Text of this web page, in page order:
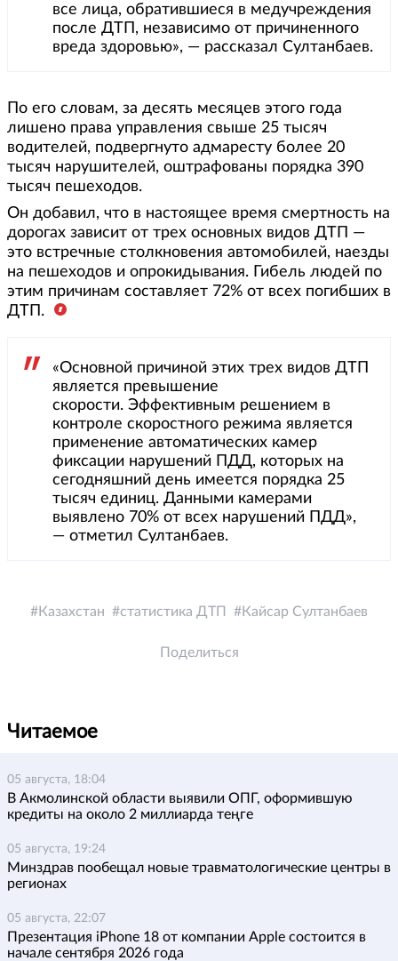
все лица, обратившиеся в медучреждения
после ДТП, независимо от причиненного
вреда здоровью», — рассказал Султанбаев.
По его словам, за десять месяцев этого года
лишено права управления свыше 25 тысяч
водителей, подвергнуто адмаресту более 20
тысяч нарушителей, оштрафованы порядка 390
тысяч пешеходов.
Он добавил, что в настоящее время смертность на
дорогах зависит от трех основных видов ДТП —
это встречные столкновения автомобилей, наезды
на пешеходов и опрокидывания. Гибель людей по
этим причинам составляет 72% от всех погибших в
ДТП.
«Основной причиной этих трех видов ДТП
является превышение
скорости. Эффективным решением в
контроле скоростного режима является
применение автоматических камер
фиксации нарушений ПДД, которых на
сегодняшний день имеется порядка 25
тысяч единиц. Данными камерами
выявлено 70% от всех нарушений ПДД»,
— отметил Султанбаев.
Казахстан статистика ДТП Кайсар Султанбаев
Поделиться
Читаемое
05 августа, 18:04
В Акмолинской области выявили ОПГ, оформившую
кредиты на около 2 миллиарда теңге
05 августа, 19:24
Минздрав пообещал новые травматологические центры в
регионах
05 августа, 22:07
Презентация iPhone 18 от компании Apple состоится в
начале сентября 2026 года